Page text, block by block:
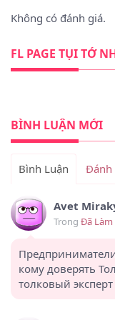
Không có đánh giá.
FL PAGE TỤI TỚ
BÌNH LUẬN MỚI
Bình Luận Đánh
Avet
Trong Đã Làm
кому доверять
толковый